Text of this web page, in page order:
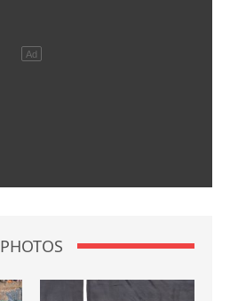
PHOTOS